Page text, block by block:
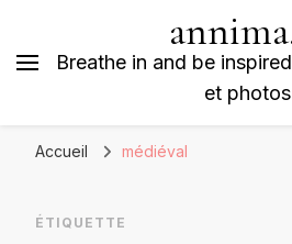
Breathe in and be
et photos
Accueil médiéval
ÉTIQUETTE